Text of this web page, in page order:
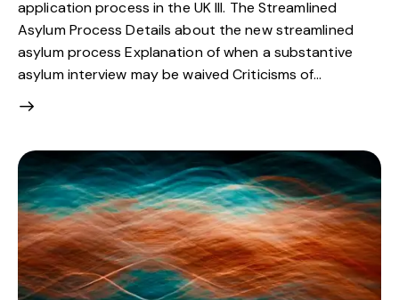
application process in the UK III. The Streamlined
Asylum Process Details about the new streamlined
asylum process Explanation of when a substantive
asylum interview may be waived Criticisms of…